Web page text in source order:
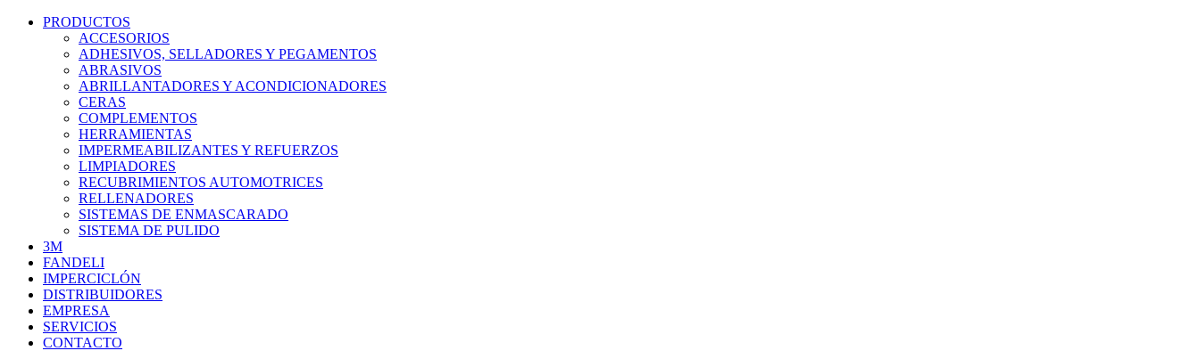
PRODUCTOS
ACCESORIOS
ADHESIVOS, SELLADORES Y PEGAMENTOS
ABRASIVOS
ABRILLANTADORES Y ACONDICIONADORES
CERAS
COMPLEMENTOS
HERRAMIENTAS
IMPERMEABILIZANTES Y REFUERZOS
LIMPIADORES
RECUBRIMIENTOS AUTOMOTRICES
RELLENADORES
SISTEMAS DE ENMASCARADO
SISTEMA DE PULIDO
3M
FANDELI
IMPERCICLÓN
DISTRIBUIDORES
EMPRESA
SERVICIOS
CONTACTO